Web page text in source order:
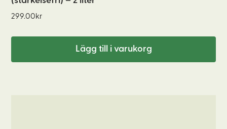
299.00kr
Lägg till i varukorg